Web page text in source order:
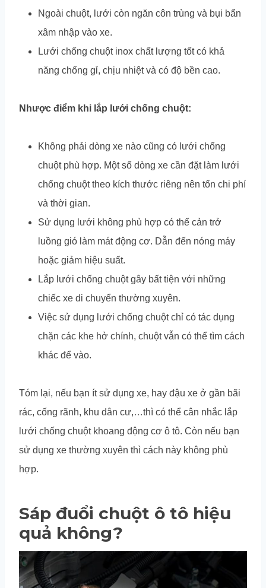
Ngoài chuột, lưới còn ngăn côn trùng và bụi bẩn
xâm nhập vào xe.
Lưới chống chuột inox chất lượng tốt có khả
năng chống gỉ, chịu nhiệt và có độ bền cao.
Nhược điểm khi lắp lưới chống chuột:
Không phải dòng xe nào cũng có lưới chống
chuột phù hợp. Một số dòng xe cần đặt làm lưới
chống chuột theo kích thước riêng nên tốn chi phí
và thời gian.
Sử dụng lưới không phù hợp có thể cản trở
luồng gió làm mát động cơ. Dẫn đến nóng máy
hoặc giảm hiệu suất.
Lắp lưới chống chuột gây bất tiện với những
chiếc xe di chuyển thường xuyên.
Việc sử dụng lưới chống chuột chỉ có tác dụng
chặn các khe hở chính, chuột vẫn có thể tìm cách
khác để vào.
Tóm lại, nếu bạn ít sử dụng xe, hay đậu xe ở gần bãi
rác, cống rãnh, khu dân cư,…thì có thể cân nhắc lắp
lưới chống chuột khoang động cơ ô tô. Còn nếu bạn
sử dụng xe thường xuyên thì cách này không phù
hợp.
Sáp đuổi chuột ô tô hiệu
quả không?